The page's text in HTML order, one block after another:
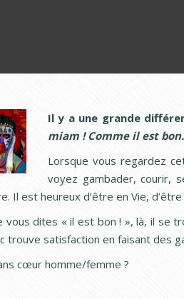
Il y a une grande
miam ! Comme il est
Lorsque vous regardez
voyez gambader, courir,
Il est heureux d’être en Vie,
vous dites « il est bon ! », là, il se
trouve satisfaction en faisant des
cœur homme/femme ?